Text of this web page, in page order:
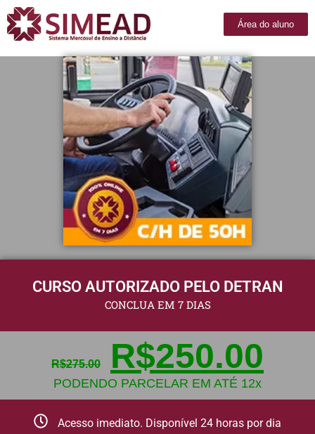
Área do aluno
CURSO AUTORIZADO PELO DETRAN
CONCLUA EM 7 DIAS
R$275.00 R$250.00
PODENDO PARCELAR EM ATÉ 12x
Acesso imediato. Disponível 24 horas por dia